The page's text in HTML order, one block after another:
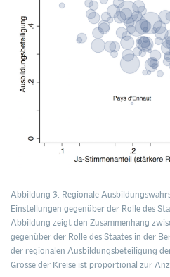
Abbildung 3: Regionale
Einstellungen gegenüber der Rolle des
Abbildung zeigt den Zusammenhang
gegenüber der Rolle des Staates in der
der regionalen Ausbildungsbeteiligung
Grösse der Kreise ist proportional zur